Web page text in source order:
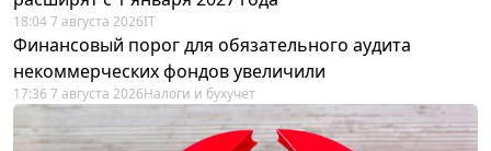
18:04 7 августа 2026IT
Финансовый порог для обязательного аудита
некоммерческих фондов увеличили
17:36 7 августа 2026Налоги и бухучет